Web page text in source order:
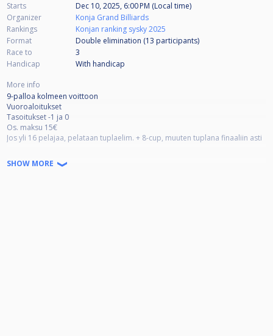
Starts
Dec 10, 2025, 6:00 PM (Local time)
Organizer
Konja Grand Billiards
Rankings
Konjan ranking sysky 2025
Format
Double elimination (13 participants)
Race to
3
Handicap
With handicap
More info
9-palloa kolmeen voittoon
Vuoroaloitukset
Tasoitukset -1 ja 0
Os. maksu 15€
Jos yli 16 pelajaa, pelataan tuplaelim. + 8-cup, muuten tuplana finaaliin asti
Rankingkausi Syksy 2025
Osallistumismaksuista (per pelaaja) 10€ pottiin, 3€ rankingkauden
SHOW MORE